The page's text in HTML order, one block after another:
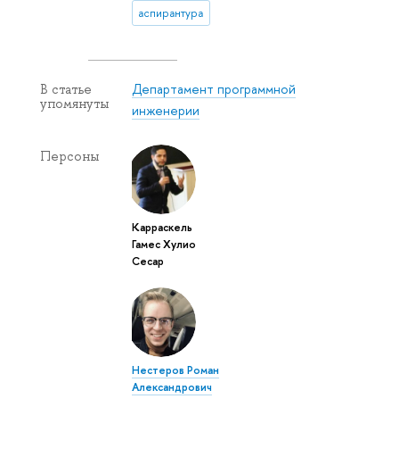
аспирантура
В статье
упомянуты
Департамент программной
инженерии
Персоны
Карраскель
Гамес Хулио
Сесар
Нестеров Роман
Александрович